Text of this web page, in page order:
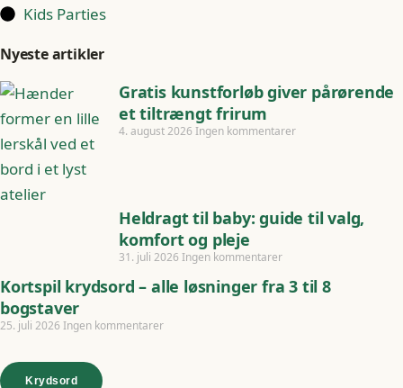
Kids Parties
Nyeste artikler
Gratis kunstforløb giver pårørende
et tiltrængt frirum
4. august 2026 Ingen kommentarer
Heldragt til baby: guide til valg,
komfort og pleje
31. juli 2026 Ingen kommentarer
Kortspil krydsord – alle løsninger fra 3 til 8
bogstaver
25. juli 2026 Ingen kommentarer
Krydsord